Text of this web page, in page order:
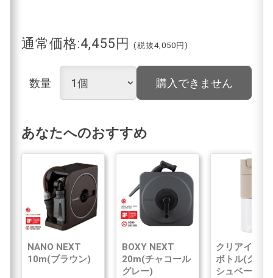
通常価格:4,455円 (税抜4,050円)
数量 購入できません
あなたへのおすすめ
NANO NEXT
10m(ブラウン)
BOXY NEXT
20m(チャコール
グレー)
クリアイン浄
ボトル(グレ
シュベージ